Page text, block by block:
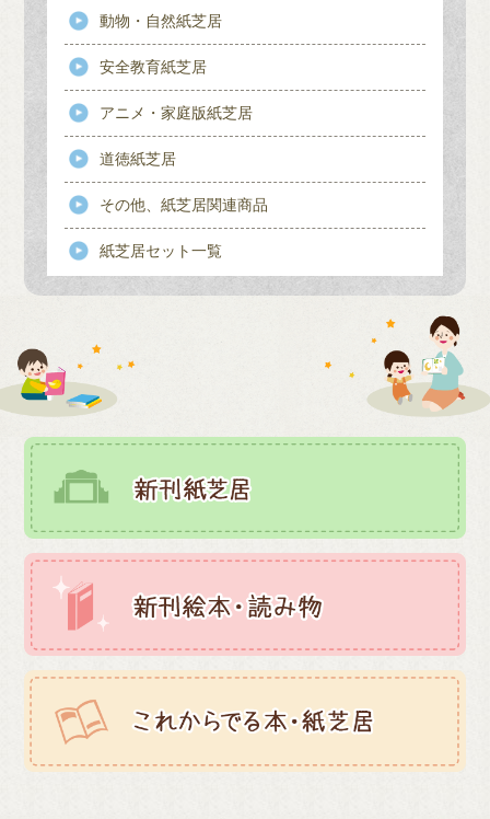
動物・自然紙芝居
安全教育紙芝居
アニメ・家庭版紙芝居
道徳紙芝居
その他、紙芝居関連商品
紙芝居セット一覧